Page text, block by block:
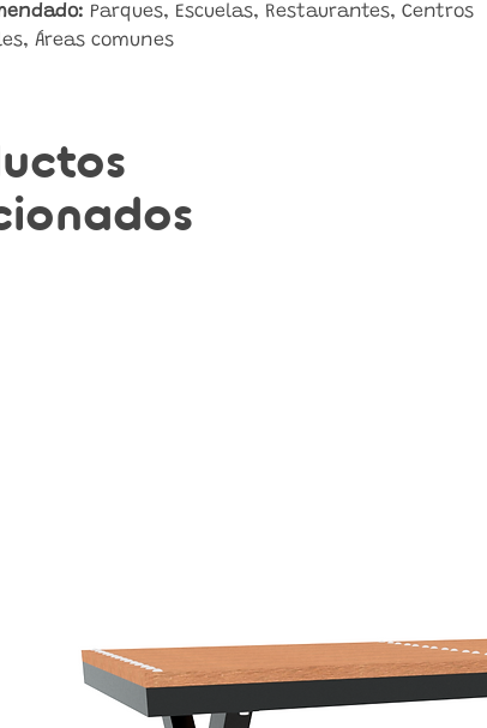
Parques, Escuelas, Restaurantes, Centros
Áreas comunes